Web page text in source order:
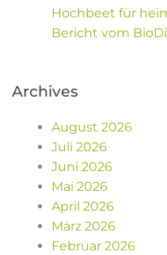
Hochbeet für
Bericht vom
Archives
August 2026
Juli 2026
Juni 2026
Mai 2026
April 2026
März 2026
Februar 2026